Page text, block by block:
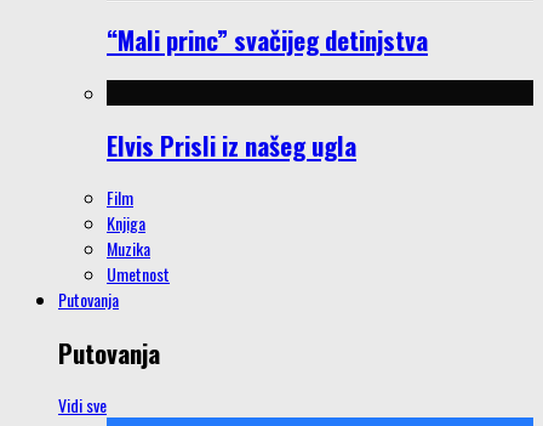
“Mali princ” svačijeg detinjstva
Elvis Prisli iz našeg ugla
Film
Knjiga
Muzika
Umetnost
Putovanja
Putovanja
Vidi sve